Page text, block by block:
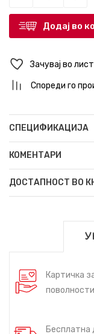
Додај во
Зачувај во
Спореди го
СПЕЦИФИКАЦИЈА
КОМЕНТАРИ
ДОСТАПНОСТ ВО
Картичка
Бесплатна